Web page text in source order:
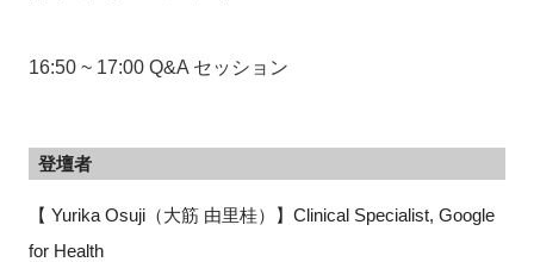
16:50 ~ 17:00 Q&A セッション
登壇者
【 Yurika Osuji（大筋 由里桂）】Clinical Specialist, Google
for Health